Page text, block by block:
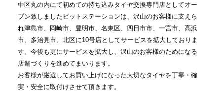
中区丸の内にて初めての持ち込みタイヤ交換専門店としてオー
プン致しましたピットステーションは、沢山のお客様に支えら
れ津島市、岡崎市、豊明市、名東区、四日市市、一宮市、高浜
市、多治見市、北区に10号店としてサービスを拡大しておりま
す。今後も更にサービスを拡大し、沢山のお客様のためになる
店舗づくりを進めてまいります。
お客様が厳選してお買い上げになった大切なタイヤを丁寧・確
実・安全に取付けさせて頂きます。